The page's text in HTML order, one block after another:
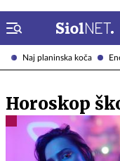
Naj planinska koča
Horoskop